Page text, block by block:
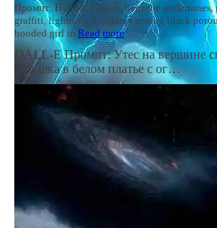
Промпт: Hybrid, pattern, benzene undertones,
graffiti, lightning discharge among black
hooded girl in Read more
DALL-E Промпт: Утес на вершине
девушка в белом платье с ог…